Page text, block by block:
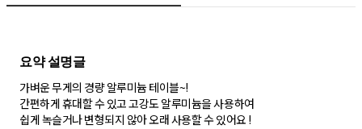
요약 설명글
가벼운 무게의 경량 알루미늄 테이블~!
간편하게 휴대할 수 있고 고강도 알루미늄을 사용하여
쉽게 녹슬거나 변형되지 않아 오래 사용할 수 있어요 !